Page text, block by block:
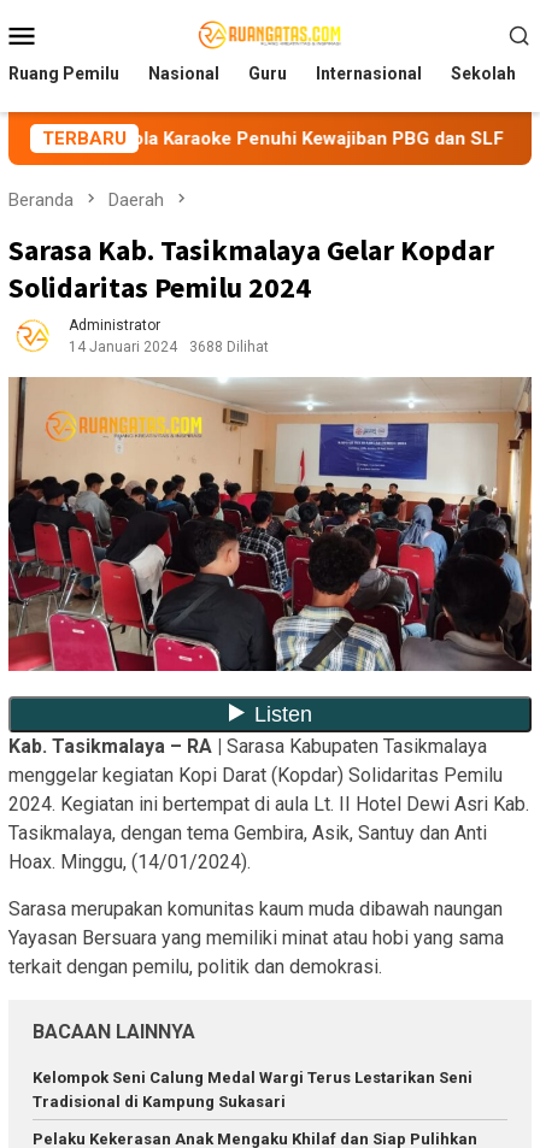
ke
kontenMobile
Ruang Pemilu Nasional Guru Internasional Sekolah
TERBARU
Karaoke Penuhi Kewajiban PBG dan SLF BEM
Beranda Daerah
Sarasa Kab. Tasikmalaya Gelar Kopdar
Solidaritas Pemilu 2024
Administrator
14 Januari 2024
3688 Dilihat
Kab. Tasikmalaya – RA | Sarasa Kabupaten Tasikmalaya
menggelar kegiatan Kopi Darat (Kopdar) Solidaritas Pemilu
2024. Kegiatan ini bertempat di aula Lt. II Hotel Dewi Asri Kab.
Tasikmalaya, dengan tema Gembira, Asik, Santuy dan Anti
Hoax. Minggu, (14/01/2024).
Sarasa merupakan komunitas kaum muda dibawah naungan
Yayasan Bersuara yang memiliki minat atau hobi yang sama
terkait dengan pemilu, politik dan demokrasi.
BACAAN LAINNYA
Kelompok Seni Calung Medal Wargi Terus Lestarikan Seni
Tradisional di Kampung Sukasari
Pelaku Kekerasan Anak Mengaku Khilaf dan Siap Pulihkan